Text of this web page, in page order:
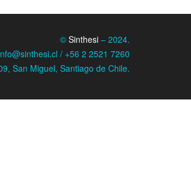
© Sinthesi– 2024.
/ +56 2 2521 7260
San Miguel, Santiago de Chile.